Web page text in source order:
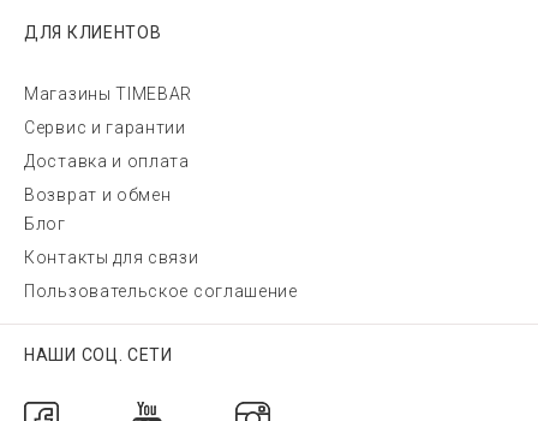
ДЛЯ КЛИЕНТОВ
Магазины TIMEBAR
Сервис и гарантии
Доставка и оплата
Возврат и обмен
Блог
Контакты для связи
Пользовательское соглашение
НАШИ СОЦ. СЕТИ